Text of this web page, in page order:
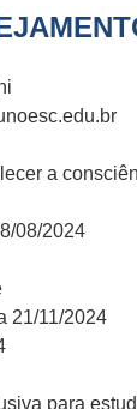
a
08/2024
21/11/2024
para